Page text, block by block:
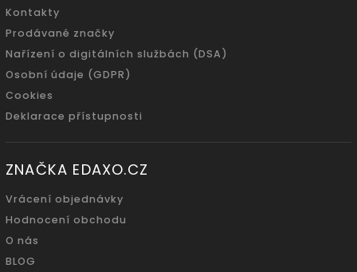
Kontakty
Prodávané značky
Nařízení o digitálních službách (DSA)
Osobní údaje (GDPR)
Cookies
Deklarace přístupnosti
ZNAČKA EDAXO.CZ
Vrácení objednávky
Hodnocení obchodu
O nás
BLOG